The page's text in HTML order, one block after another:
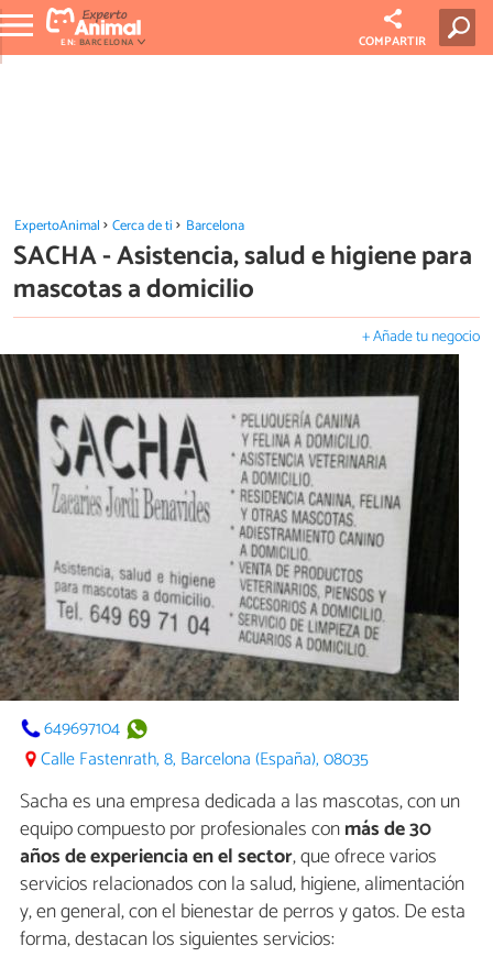
EN: BARCELONA COMPARTIR
ExpertoAnimal Cerca de ti Barcelona
SACHA - Asistencia, salud e higiene para
mascotas a domicilio
+ Añade tu negocio
649697104
Calle Fastenrath, 8, Barcelona (España), 08035
Sacha es una empresa dedicada a las mascotas, con un
equipo compuesto por profesionales conmás de 30
años de experiencia en el sector, que ofrece varios
servicios relacionados con la salud, higiene, alimentación
y, en general, con el bienestar de perros y gatos. De esta
forma, destacan los siguientes servicios: